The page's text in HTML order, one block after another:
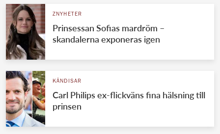
ZNYHETER
Prinsessan Sofias mardröm –
skandalerna exponeras igen
KÄNDISAR
Carl Philips ex-flickväns fina hälsning till
prinsen